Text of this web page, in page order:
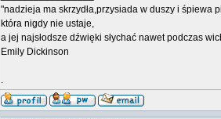
"nadzieja ma skrzydła,przysiada w duszy i śpiewa
która nigdy nie ustaje,
a jej najsłodsze dźwięki słychać nawet podczas
Emily Dickinson
.